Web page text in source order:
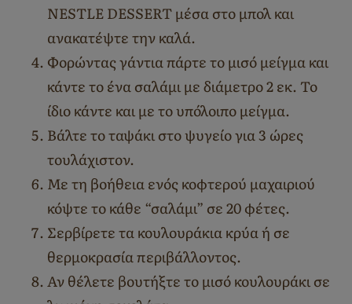
NESTLE DESSERT μέσα στο μπολ και
ανακατέψτε την καλά.
Φορώντας γάντια πάρτε το μισό μείγμα και
κάντε το ένα σαλάμι με διάμετρο 2 εκ. Το
ίδιο κάντε και με το υπόλοιπο μείγμα.
Βάλτε το ταψάκι στο ψυγείο για 3 ώρες
τουλάχιστον.
Με τη βοήθεια ενός κοφτερού μαχαιριού
κόψτε το κάθε “σαλάμι” σε 20 φέτες.
Σερβίρετε τα κουλουράκια κρύα ή σε
θερμοκρασία περιβάλλοντος.
Αν θέλετε βουτήξτε το μισό κουλουράκι σε